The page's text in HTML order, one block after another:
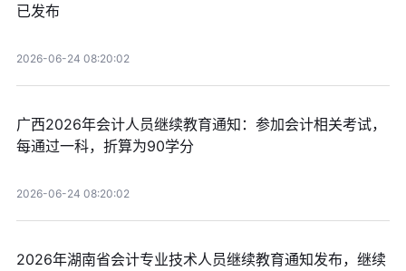
已发布
2026-06-24 08:20:02
广西2026年会计人员继续教育通知：参加会计相关考试，
每通过一科，折算为90学分
2026-06-24 08:20:02
2026年湖南省会计专业技术人员继续教育通知发布，继续